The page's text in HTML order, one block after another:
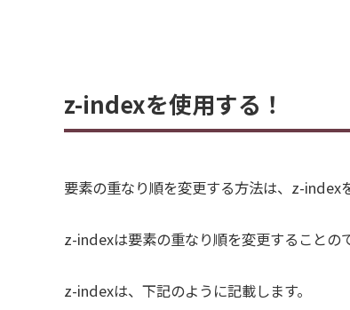
z-indexを使用する！
要素の重なり順を変更する方法は、z-index
z-indexは要素の重なり順を変更することの
z-indexは、下記のように記載します。